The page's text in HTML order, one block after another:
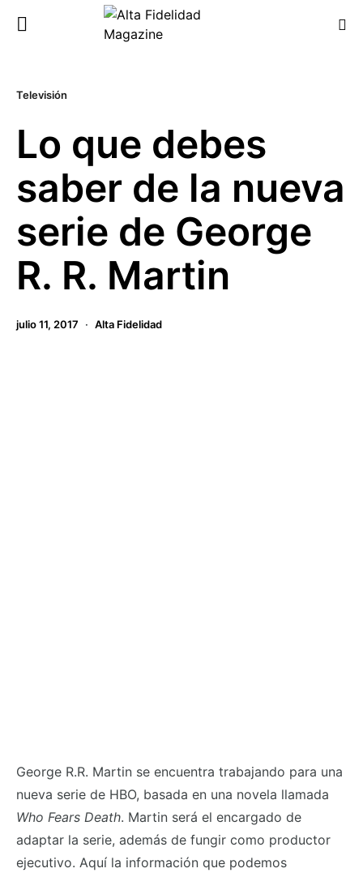
Televisión
Lo que debes
saber de la nueva
serie de George
R. R. Martin
julio 11, 2017 Alta Fidelidad
George R.R. Martin se encuentra trabajando para una
nueva serie de HBO, basada en una novela llamada
Who Fears Death. Martin será el encargado de
adaptar la serie, además de fungir como productor
ejecutivo. Aquí la información que podemos